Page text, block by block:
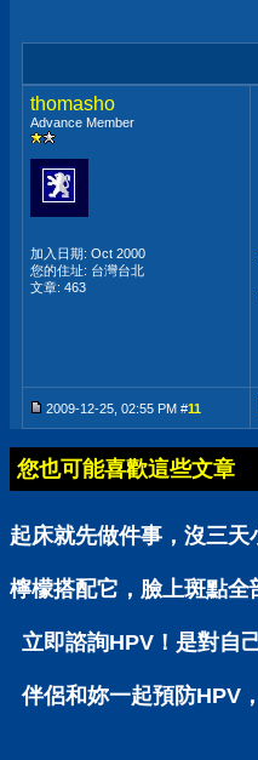
thomasho
Advance Member
加入日期: Oct 2000
您的住址: 台灣台北
文章: 463
2009-12-25, 02:55 PM #11
您也可能喜歡這些文章
起床就先做件事，沒三天
檸檬搭配它，臉上斑點全
立即諮詢HPV！是對自
伴侶和妳一起預防HPV